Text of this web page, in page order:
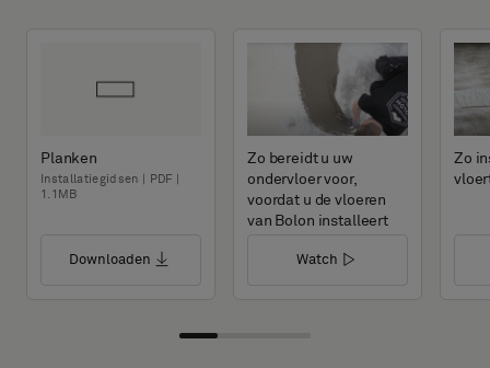
Planken
Installatiegidsen | PDF |
1.1MB
Downloaden
Zo bereidt u uw
ondervloer voor,
voordat u de vloeren
van Bolon installeert
Watch
Zo